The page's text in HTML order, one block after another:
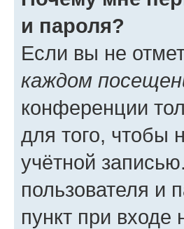
и пароля?
Если вы не
каждом
конференции
для того, чтобы
учётной
пользователя и
пункт при